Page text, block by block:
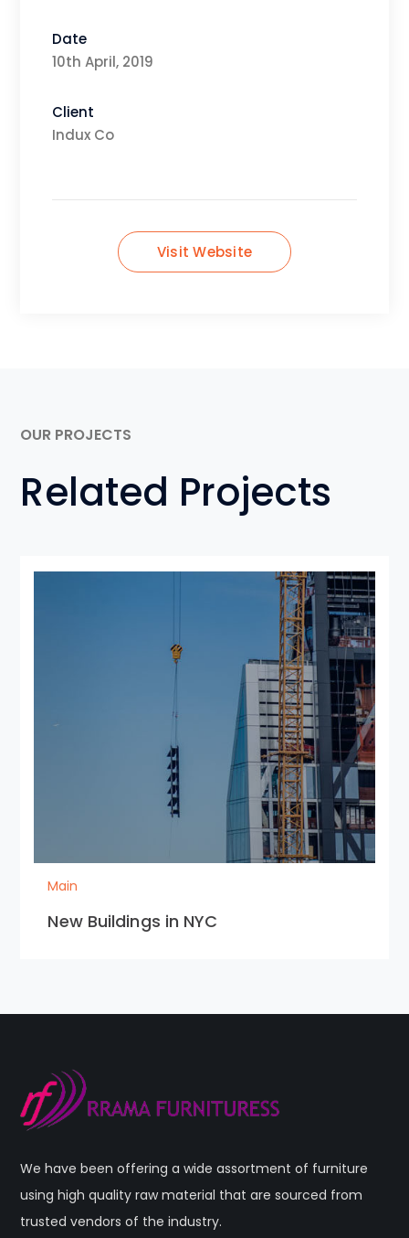
Date
10th April, 2019
Client
Indux Co
Visit Website
OUR PROJECTS
Related Projects
Main
New Buildings in NYC
We have been offering a wide assortment of furniture
using high quality raw material that are sourced from
trusted vendors of the industry.